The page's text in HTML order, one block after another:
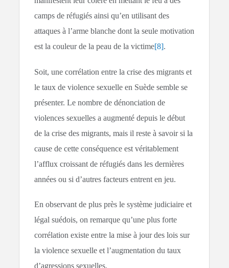
camps de réfugiés ainsi qu’en utilisant des
attaques à l’arme blanche dont la seule motivation
est la couleur de la peau de la victime[8].
Soit, une corrélation entre la crise des migrants et
le taux de violence sexuelle en Suède semble se
présenter. Le nombre de dénonciation de
violences sexuelles a augmenté depuis le début
de la crise des migrants, mais il reste à savoir si la
cause de cette conséquence est véritablement
l’afflux croissant de réfugiés dans les dernières
années ou si d’autres facteurs entrent en jeu.
En observant de plus près le système judiciaire et
légal suédois, on remarque qu’une plus forte
corrélation existe entre la mise à jour des lois sur
la violence sexuelle et l’augmentation du taux
d’agressions sexuelles.